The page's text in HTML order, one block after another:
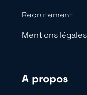
Recrutement
Mentions légales
A propos